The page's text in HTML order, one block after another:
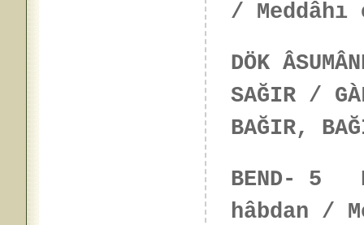
/
DÖK
SAĞIR /
BAĞIR,
BEND- 5
hâbdan /